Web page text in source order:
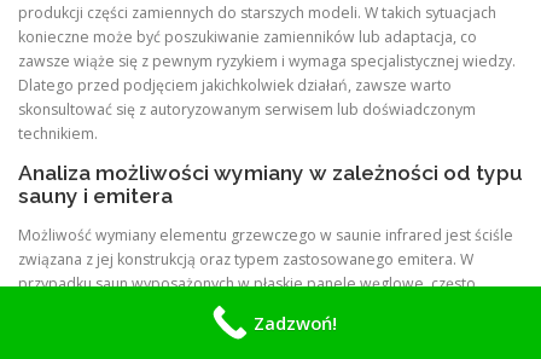
produkcji części zamiennych do starszych modeli. W takich sytuacjach
konieczne może być poszukiwanie zamienników lub adaptacja, co
zawsze wiąże się z pewnym ryzykiem i wymaga specjalistycznej wiedzy.
Dlatego przed podjęciem jakichkolwiek działań, zawsze warto
skonsultować się z autoryzowanym serwisem lub doświadczonym
technikiem.
Analiza możliwości wymiany w zależności od typu
sauny i emitera
Możliwość wymiany elementu grzewczego w saunie infrared jest ściśle
związana z jej konstrukcją oraz typem zastosowanego emitera. W
przypadku saun wyposażonych w płaskie panele węglowe, często
montowane są one w wyprofilowanych gniazdach w ściankach kabiny i
podłączane za pomocą prostych złączy. Taka modułowa konstrukcja
Zadzwoń!